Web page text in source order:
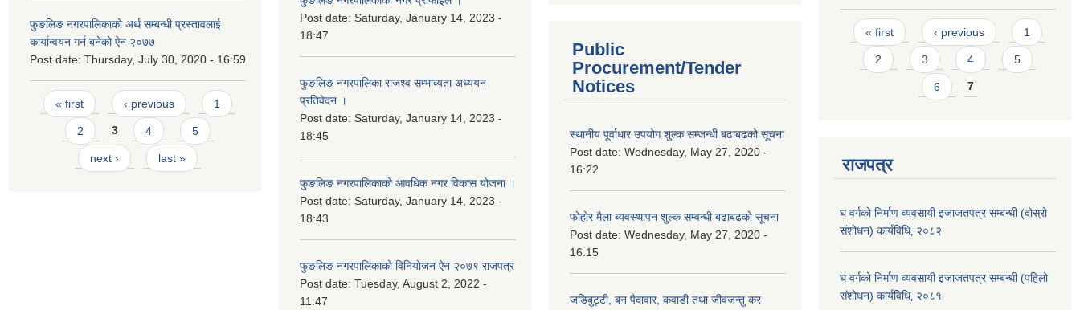
फुङलिङ नगरपालिकाको अर्थ सम्बन्धी प्रस्तावलाई
कार्यान्वयन गर्न बनेको ऐन २०७७
Post date: Thursday, July 30, 2020 - 16:59
Pages
« first ‹ previous 1
2 3 4 5
next › last »
Post date: Saturday, January 14, 2023 -
18:47
फुङलिङ नगरपालिका राजश्व सम्भाव्यता अध्ययन
प्रतिवेदन ।
Post date: Saturday, January 14, 2023 -
18:45
फुङलिङ नगरपालिकाको आवधिक नगर विकास योजना ।
Post date: Saturday, January 14, 2023 -
18:43
फुङलिङ नगरपालिकाको विनियोजन ऐन २०७९ राजपत्र
Post date: Tuesday, August 2, 2022 -
11:47
Public
Procurement/Tender
Notices
स्थानीय पूर्वाधार उपयोग शुल्क सम्जन्धी बढाबढको सूचना
Post date: Wednesday, May 27, 2020 -
16:22
फोहोर मैला ब्यवस्थापन शुल्क सम्वन्धी बढाबढको सूचना
Post date: Wednesday, May 27, 2020 -
16:15
जडिबुट्टी, बन पैदावार, कवाडी तथा जीवजन्तु कर
Pages
« first ‹ previous 1
2 3 4 5
6 7
राजपत्र
घ वर्गको निर्माण व्यवसायी इजाजतपत्र सम्बन्धी (दोस्रो
संशोधन) कार्यविधि‚ २०८२
घ वर्गको निर्माण व्यवसायी इजाजतपत्र सम्बन्धी (पहिलो
संशोधन) कार्यविधि‚ २०८१